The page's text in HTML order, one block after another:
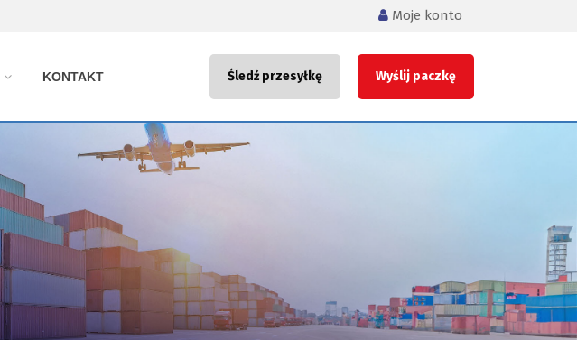
Moje konto
KONTAKT Śledź przesyłkę Wyślij paczkę